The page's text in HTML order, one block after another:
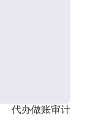
代办做账审计